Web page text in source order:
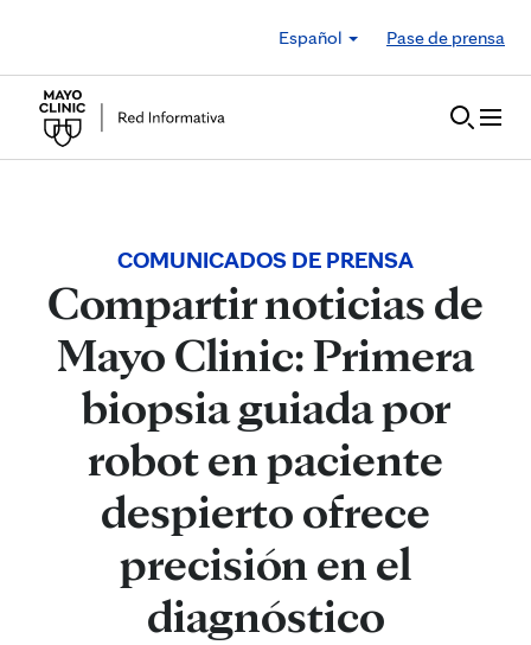
Español
Pase de prensa
COMUNICADOS DE PRENSA
Compartir noticias de
Mayo Clinic: Primera
biopsia guiada por
robot en paciente
despierto ofrece
precisión en el
diagnóstico